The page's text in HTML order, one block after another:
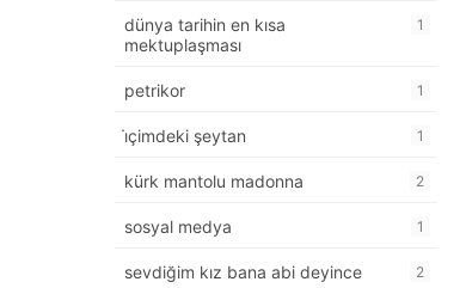
dünya tarihin en kısa
mektuplaşması
1
petrikor 1
i̇çimdeki şeytan 1
kürk mantolu madonna 2
sosyal medya 1
sevdiğim kız bana abi deyince 2